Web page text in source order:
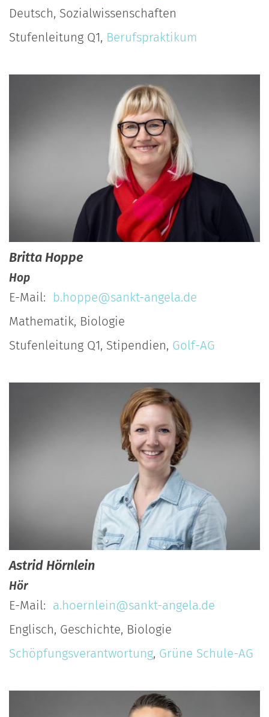
Deutsch, Sozialwissenschaften
Stufenleitung Q1, Berufspraktikum
BrittaHoppe
Hop
E-Mail:
b.hoppe@sankt-angela.de
Mathematik, Biologie
Stufenleitung Q1, Stipendien, Golf-AG
AstridHörnlein
Hör
E-Mail: a.hoernlein@sankt-angela.de
Englisch, Geschichte, Biologie
Schöpfungsverantwortung, Grüne Schule-AG